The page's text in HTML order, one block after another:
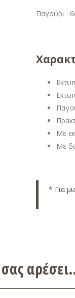
Παγούρι :
Με
Με
* Για